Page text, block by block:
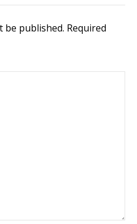
be published. Required